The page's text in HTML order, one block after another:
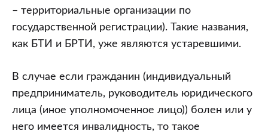
– территориальные организации по
государственной регистрации). Такие названия,
как БТИ и БРТИ, уже являются устаревшими.
В случае если гражданин (индивидуальный
предприниматель, руководитель юридического
лица (иное уполномоченное лицо)) болен или у
него имеется инвалидность, то такое